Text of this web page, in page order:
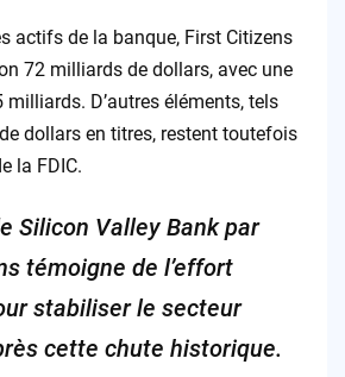
actifs de la banque, First Citizens
72 milliards de dollars, avec une
milliards. D’autres éléments, tels
dollars en titres, restent toutefois
la FDIC.
Silicon Valley Bank par
témoigne de l’effort
stabiliser le secteur
cette chute historique.